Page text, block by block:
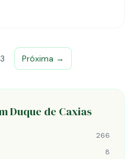
Próxima →
Duque de Caxias
266
8